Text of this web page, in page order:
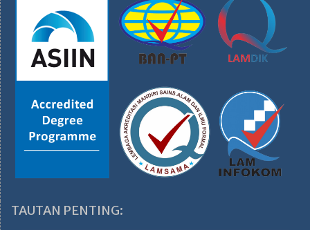
TAUTAN PENTING: